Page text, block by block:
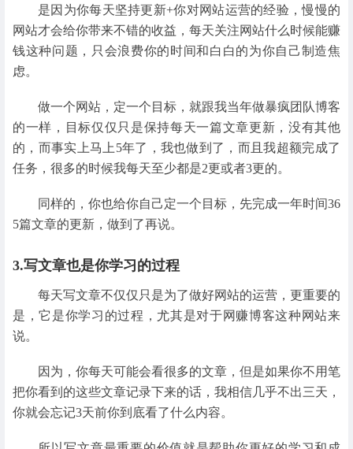
是因为你每天坚持更新+你对网站运营的经验，慢慢的
网站才会给你带来不错的收益，每天关注网站什么时候能赚
钱这种问题，只会浪费你的时间和白白的为你自己制造焦
虑。
做一个网站，定一个目标，就跟我当年做暴疯团队博客
的一样，目标仅仅只是保持每天一篇文章更新，没有其他
的，而事实上马上5年了，我也做到了，而且我超额完成了
任务，很多的时候我每天至少都是2更或者3更的。
同样的，你也给你自己定一个目标，先完成一年时间36
5篇文章的更新，做到了再说。
3.写文章也是你学习的过程
每天写文章不仅仅只是为了做好网站的运营，更重要的
是，它是你学习的过程，尤其是对于网赚博客这种网站来
说。
因为，你每天可能会看很多的文章，但是如果你不用笔
把你看到的这些文章记录下来的话，我相信几乎不出三天，
你就会忘记3天前你到底看了什么内容。